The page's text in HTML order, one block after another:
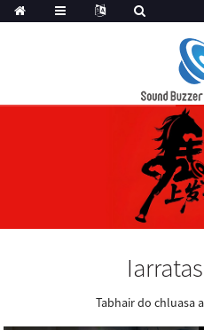
Tabhair do chluasa